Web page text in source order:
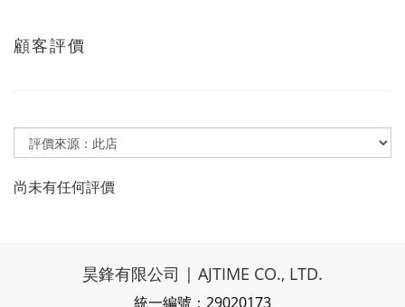
顧客評價
尚未有任何評價
昊鋒有限公司 | AJTIME CO., LTD.
統一編號：29020173